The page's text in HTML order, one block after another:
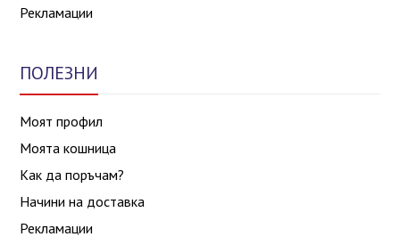
Рекламации
ПОЛЕЗНИ
Моят профил
Моята кошница
Как да поръчам?
Начини на доставка
Рекламации